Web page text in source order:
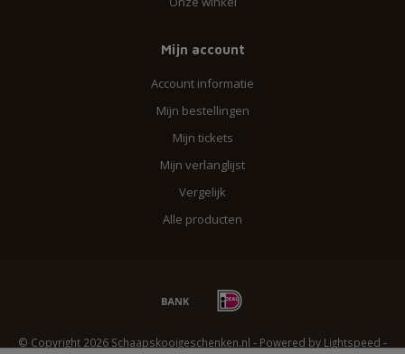
Mijn account
Account informatie
Mijn bestellingen
Mijn tickets
Mijn verlanglijst
Vergelijk
Alle producten
© Copyright 2026 Schaapskooigeschenken.nl - Powered by Lightspeed -